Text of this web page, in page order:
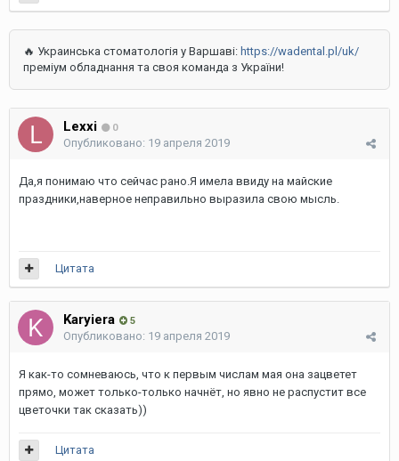
🔥 Украинська стоматологія у Варшаві: https://wadental.pl/uk/
преміум обладнання та своя команда з України!
Lexxi 0
Опубликовано: 19 апреля 2019
Да,я понимаю что сейчас рано.Я имела ввиду на майские
праздники,наверное неправильно выразила свою мысль.
Цитата
Karyiera 5
Опубликовано: 19 апреля 2019
Я как-то сомневаюсь, что к первым числам мая она зацветет
прямо, может только-только начнёт, но явно не распустит все
цветочки так сказать))
Цитата